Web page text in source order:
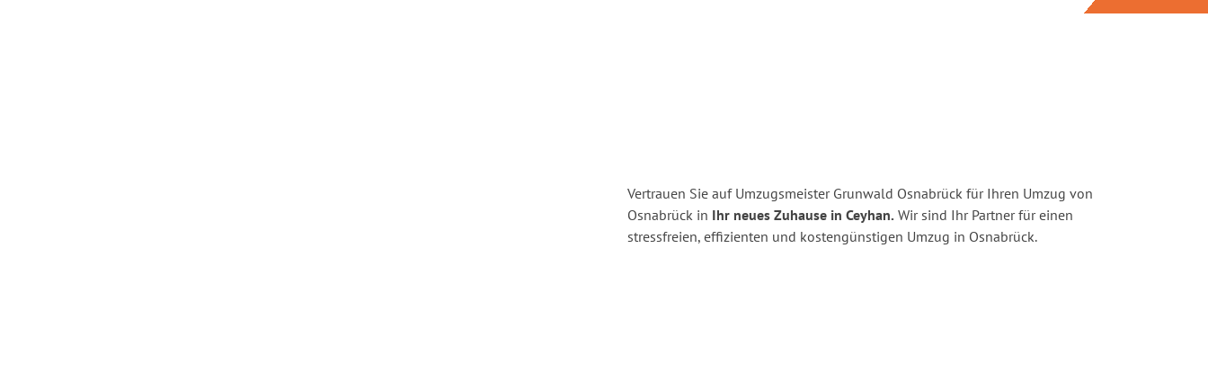
Vertrauen Sie auf Umzugsmeister Grunwald Osnabrück für Ihren Umzug von
Osnabrück in Ihr neues Zuhause in Ceyhan. Wir sind Ihr Partner für einen
stressfreien, effizienten und kostengünstigen Umzug in Osnabrück.